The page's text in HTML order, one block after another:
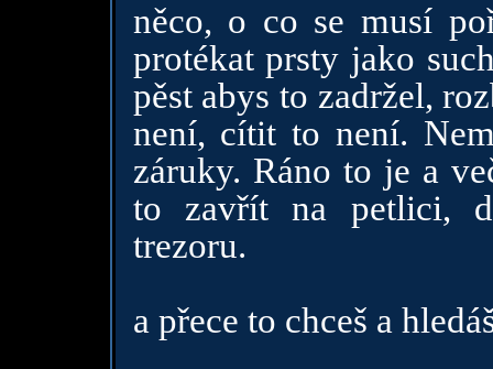
něco, o co se musí
protékat prsty jako
pěst abys to zadržel,
není, cítit to není.
záruky. Ráno to je a
to zavřít na petlici,
trezoru.
a přece to chceš a